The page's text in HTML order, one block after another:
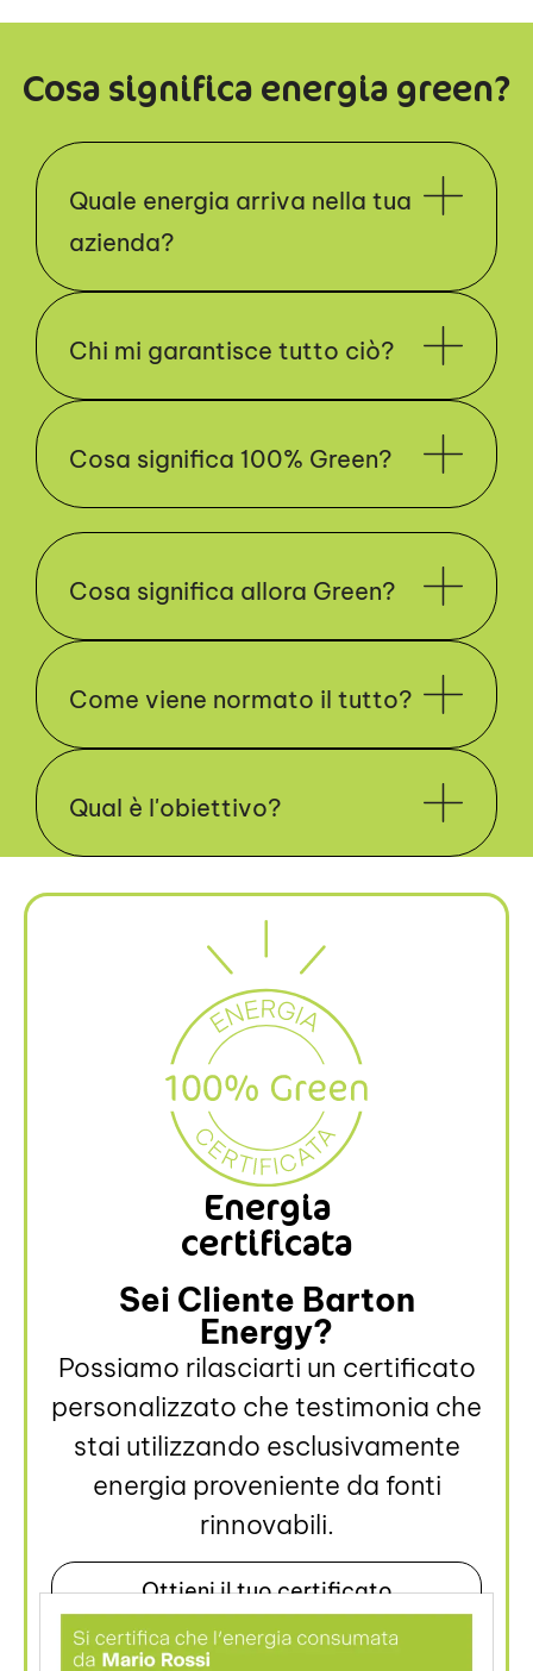
Cosa significa energia green?
Quale energia arriva nella tua
azienda?
Chi mi garantisce tutto ciò?
Cosa significa 100% Green?
Cosa significa allora Green?
Come viene normato il tutto?
Qual è l'obiettivo?
Energia
certificata
Sei Cliente Barton
Energy?
Possiamo rilasciarti un certificato
personalizzato che testimonia che
stai utilizzando esclusivamente
energia proveniente da fonti
rinnovabili.
Ottieni il tuo certificato
100% Green!